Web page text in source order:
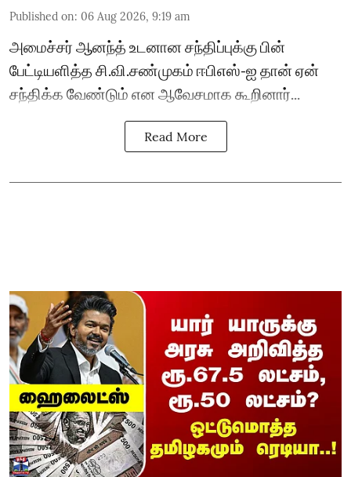
Published on: 06 Aug 2026, 9:19 am
அமைச்சர் ஆனந்த் உடனான சந்திப்புக்கு பின்
பேட்டியளித்த சி.வி.சண்முகம் ஈபிஎஸ்-ஐ தான் ஏன்
சந்திக்க வேண்டும் என ஆவேசமாக கூறினார்...
Read More